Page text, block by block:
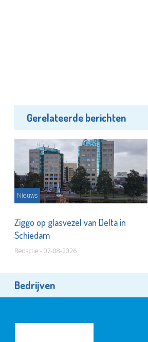
Gerelateerde berichten
Nieuws
Ziggo op glasvezel van Delta in
Schiedam
Redactie - 07-08-2026
Bedrijven